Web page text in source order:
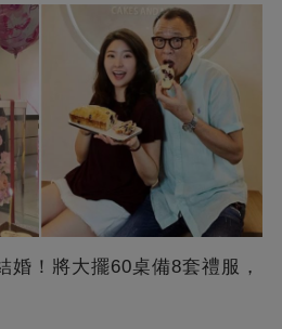
婚！將大擺60桌備8套禮服，